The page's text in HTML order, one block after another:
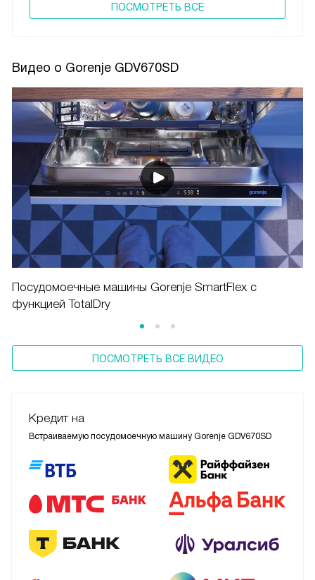
ПОCМОТРЕТЬ ВСЕ
Видео о Gorenje GDV670SD
Посудомоечные машины Gorenje SmartFlex с
функцией TotalDry
ПОСМОТРЕТЬ ВСЕ ВИДЕО
Кредит на
Встраиваемую посудомоечную машину Gorenje GDV670SD